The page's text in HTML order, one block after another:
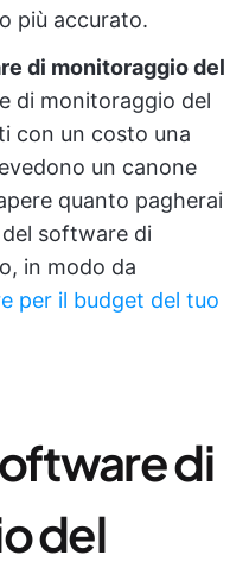
più accurato.
di monitoraggio del
di monitoraggio del
con un costo una
un canone
quanto pagherai
software di
in modo da
per il budget del tuo
di
del